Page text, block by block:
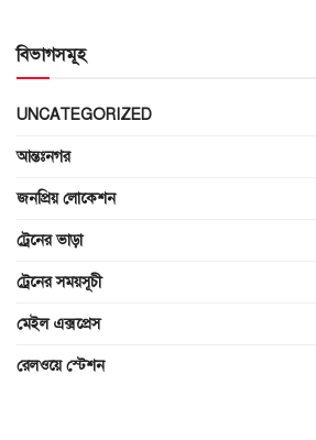
বিভাগসমূহ
UNCATEGORIZED
আন্তঃনগর
জনপ্রিয় লোকেশন
ট্রেনের ভাড়া
ট্রেনের সময়সূচী
মেইল এক্সপ্রেস
রেলওয়ে স্টেশন